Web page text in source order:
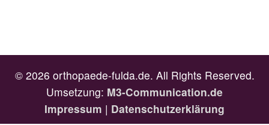
© 2026 orthopaede-fulda.de. All Rights Reserved.
Umsetzung: M3-Communication.de
Impressum | Datenschutzerklärung